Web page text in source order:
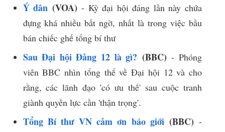
Ý dân (VOA) - Kỳ đại hội đảng lần này chứa
đựng khá nhiều bất ngờ, nhất là trong việc bầu
bán chiếc ghế tổng bí thư
Sau Đại hội Đảng 12 là gì? (BBC) - Phóng
viên BBC nhìn tổng thể về Đại hội 12 và cho
rằng, các lãnh đạo 'có ưu thế' sau cuộc tranh
giành quyền lực cần 'thận trọng'.
Tổng Bí thư VN cảm ơn báo giới(BBC) -